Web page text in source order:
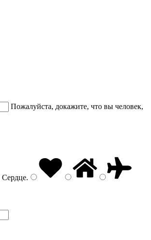
Пожалуйста, докажите, что вы человек,
Сердце.